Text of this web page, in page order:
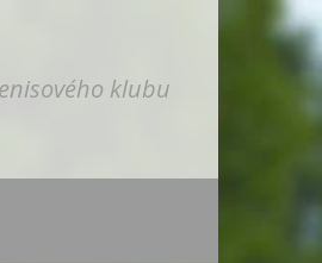
klubu